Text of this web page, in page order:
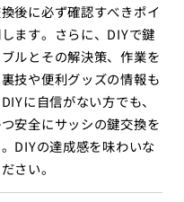
後に必ず確認すべきポイ
ます。さらに、DIYで鍵
ルとその解決策、作業を
技や便利グッズの情報も
に自信がない方でも、
安全にサッシの鍵交換を
DIYの達成感を味わいな
さい。